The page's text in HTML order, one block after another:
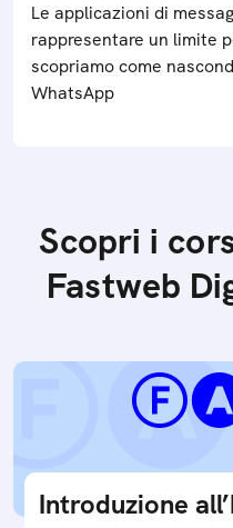
Le applicazioni di
rappresentare un limite
scopriamo come
WhatsApp
Scopri i
Fastweb
Introduzione